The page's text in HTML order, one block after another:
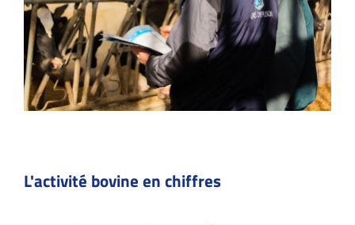
L'activité bovine en chiffres